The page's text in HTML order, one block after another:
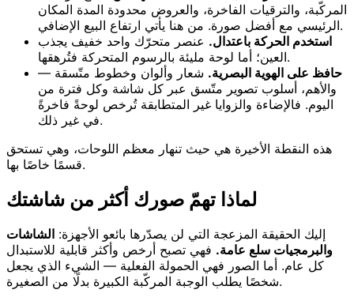
المركّبة، والترقيات الفاخرة، والعروض محدودة المدة المكان
الرئيسي مع أفضل صورة. من هنا يأتي ارتفاع البيع الإضافي.
استخدم الحركة باعتدال. عنصر متحرّك واحد خفيف يجذب
العين؛ أما لوحة مليئة بالرسوم المتحركة فتُرهقها.
حافظ على الهوية البصرية. شعار وألوان وخطوط متّسقة —
والأهم، أسلوب تصوير متّسق عبر كل شاشة وكل فترة من
اليوم. فالإضاءة والزوايا غير المتطابقة تُرخص لوحةً فاخرةً
في غير ذلك.
هذه النقطة الأخيرة هي حيث تنهار معظم اللوحات، وهي تستحق
قسمًا خاصًا بها.
لماذا تهمّ صورك أكثر من شاشتك
إليك الحقيقة المزعجة التي لن يصدّرها بائعو الأجهزة: الشاشات
والبرمجيات سلع عامة. فهي تصبح أرخص وأكثر قابلية للاستبدال
كل عام. أما الصور فهي الحمولة الفعلية — الشيء الذي يجعل
شخصًا يطلب الوجبة المركّبة الكبيرة بدلًا من الصغيرة.